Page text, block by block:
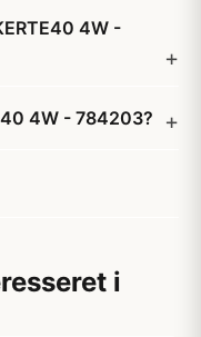
4W -
4W - 784203?
i